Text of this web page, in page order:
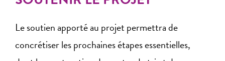
Le soutien apporté au projet permettra de
concrétiser les prochaines étapes essentielles,